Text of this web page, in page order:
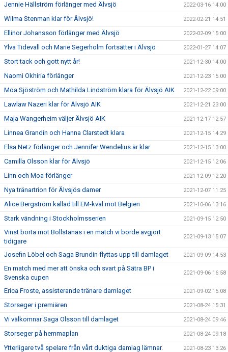
Jennie Hällström förlänger med Älvsjö 2022-03-16 14:00
Wilma Stenman klar för Älvsjö! 2022-02-21 14:51
Ellinor Johansson förlänger med Älvsjö 2022-02-09 15:00
Ylva Tidevall och Marie Segerholm fortsätter i Älvsjö 2022-01-27 14:07
Stort tack och gott nytt år! 2021-12-30 14:00
Naomi Okhiria förlänger 2021-12-23 15:00
Moa Sjöström och Mathilda Lindström klara för Älvsjö AIK 2021-12-22 09:00
Lawlaw Nazeri klar för Älvsjö AIK 2021-12-21 23:00
Maja Wangerheim väljer Älvsjö AIK 2021-12-17 12:57
Linnea Grandin och Hanna Clarstedt klara 2021-12-15 14:29
Elsa Netz förlänger och Jennifer Wendelius är klar 2021-12-15 13:00
Camilla Olsson klar för Älvsjö 2021-12-15 12:06
Linn och Moa förlänger 2021-12-09 12:20
Nya tränartrion för Älvsjös damer 2021-12-07 11:25
Alice Bergström kallad till EM-kval mot Belgien 2021-10-06 13:16
Stark vändning i Stockholmsserien 2021-09-15 12:50
Vinst borta mot Bollstanäs i en match vi borde avgjort
tidigare
2021-09-13 15:07
Josefin Löbel och Saga Brundin flyttas upp till damlaget 2021-09-09 14:53
En match med mer att önska och svart på Sätra BP i
Svenska cupen
2021-09-06 16:58
Erica Froste, assisterande tränare damlaget 2021-09-02 15:08
Storseger i premiären 2021-08-24 15:31
Vi välkomnar Saga Olsson till damlaget 2021-08-24 09:46
Storseger på hemmaplan 2021-08-24 09:18
Ytterligare två spelare från vårt duktiga damlag lämnar. 2021-08-23 13:26